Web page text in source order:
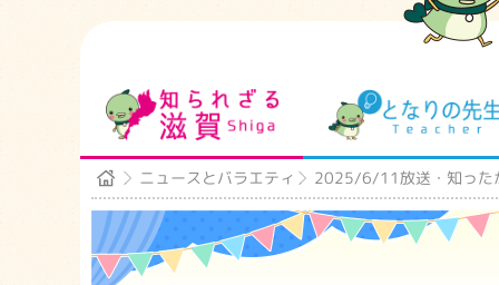
知られざる滋賀
ニュースとバラエティ 2025/6/11放送・知った